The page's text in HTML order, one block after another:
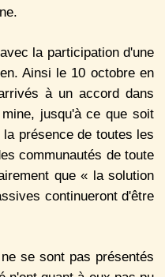
la participation d'une
Ainsi le 10 octobre en
à un accord dans
jusqu'à ce que soit
présence de toutes les
communautés de toute
que « la solution
continueront d'être
se sont pas présentés